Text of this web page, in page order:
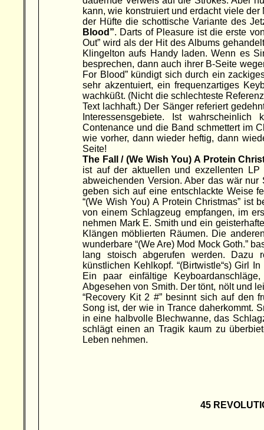
kann, wie konstruiert und erdacht viele
der Hüfte die schottische Variante des
Blood”. Darts of Pleasure ist die erste
Out” wird als der Hit des Albums
Klingelton aufs Handy laden. Wenn es
besprechen, dann auch ihrer B-Seite
For Blood” kündigt sich durch ein
sehr akzentuiert, ein frequenzartiges
wachküßt. (Nicht die schlechteste
Text lachhaft.) Der Sänger referiert
Interessensgebiete. Ist
Contenance und die Band schmettert im
wie vorher, dann wieder heftig, dann
Seite!
The Fall / (We Wish You) A Protein
ist auf der aktuellen und exzellenten
abweichenden Version. Aber das wär
geben sich auf eine entschlackte Weise
“(We Wish You) A Protein Christmas” ist
von einem Schlagzeug empfangen, im
nehmen Mark E. Smith und ein
Klängen möblierten Räumen. Die
wunderbare “(We Are) Mod Mock Goth.”
lang stoisch abgerufen werden.
künstlichen Kehlkopf. “(Birtwistle“s) Girl
Ein paar einfältige
Abgesehen von Smith. Der tönt, nölt und
“Recovery Kit 2 #” besinnt sich auf den
Song ist, der wie in Trance daherkommt.
in eine halbvolle Blechwanne, das
schlägt einen an Tragik kaum zu
Leben nehmen.
45